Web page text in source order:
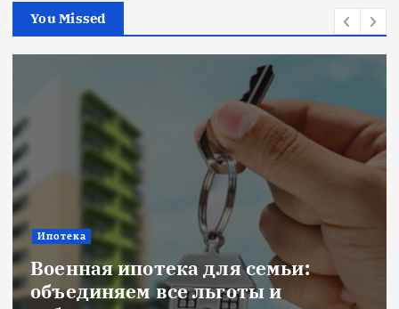
You Missed
Ипотека
Военная ипотека для семьи:
объединяем все льготы и